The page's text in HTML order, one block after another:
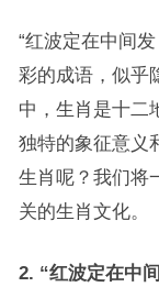
“红波定在中间
彩的成语，似乎
中，生肖是十二
独特的象征意义
生肖呢？我们将
关的生肖文化。
2. “红波定在中